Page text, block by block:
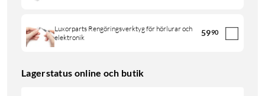
Luxorparts Rengöringsverktyg för hörlurar och
elektronik
5990
Lagerstatus online och butik